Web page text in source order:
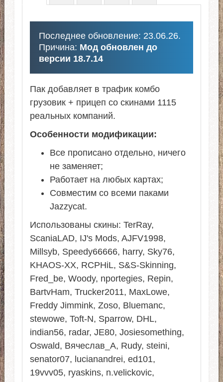
Последнее обновление: 23.06.26.
Причина: Мод обновлен до
версии 18.7.14
Пак добавляет в трафик комбо
грузовик + прицеп со скинами 1115
реальных компаний.
Особенности модификации:
Все прописано отдельно, ничего
не заменяет;
Работает на любых картах;
Совместим со всеми паками
Jazzycat.
Использованы скины: TerRay,
ScaniaLAD, IJ's Mods, AJFV1998,
Millsyb, Speedy66666, harry, Sky76,
KHAOS-XX, RCPHiL, S&S-Skinning,
Fred_be, Woody, nportegies, Repin,
BartvHam, Trucker2011, MaxLowe,
Freddy Jimmink, Zoso, Bluemanc,
stewowe, Toft-N, Sparrow, DHL,
indian56, radar, JE80, Josiesomething,
Oswald, Вячеслав_А, Rudy, steini,
senator07, lucianandrei, ed101,
19vvv05, ryaskins, n.velickovic,